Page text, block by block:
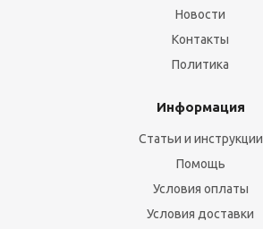
Новости
Контакты
Политика
Информация
Статьи и инструкции
Помощь
Условия оплаты
Условия доставки